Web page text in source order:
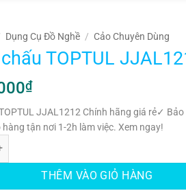
Dụng Cụ Đồ Nghề / Cảo Chuyên Dùng
TOPTUL
₫
JJAL1212 Chính hãng giá rẻ✓
tận nơi 1-2h làm việc. Xem ngay!
JJAL1212 số lượng
THÊM VÀO GIỎ HÀNG